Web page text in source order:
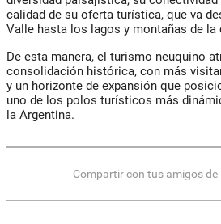
calidad de su oferta turística, que va
Valle hasta los lagos y montañas de la
De esta manera, el turismo neuquino
consolidación histórica, con más
y un horizonte de expansión que
uno de los polos turísticos más
la Argentina.
Compartir con tus amigos de